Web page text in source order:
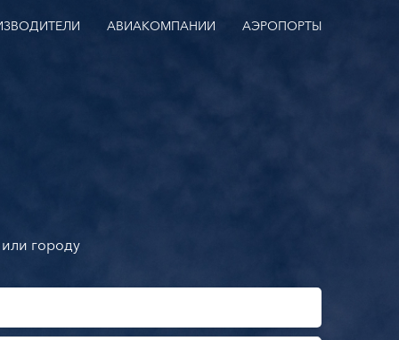
АВИАКОМПАНИИ АЭРОПОРТЫ
городу